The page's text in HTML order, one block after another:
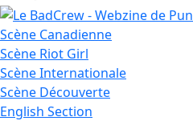
Le
Bad
Crew
Scène Canadienne
Scène Riot Girl
ScèneInternationale
Scène Découverte
English Section